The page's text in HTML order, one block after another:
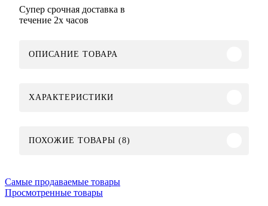
Супер срочная доставка в
течение 2х часов
ОПИСАНИЕ ТОВАРА
ХАРАКТЕРИСТИКИ
ПОХОЖИЕ ТОВАРЫ (8)
Самые продаваемые товары
Просмотренные товары